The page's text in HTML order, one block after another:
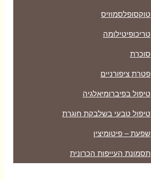
טוקסופלסמוזיס
טריכופיטילומה
סוכרת
פטרת ציפורניים
טיפול בפיברומיאלגיה
טיפול טבעי בשלבקת חוגרת
שפעת – פיטומיצין
תסמונת העייפות הכרונית